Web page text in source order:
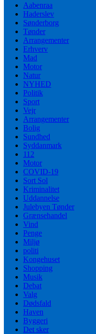
Aabenraa
Haderslev
Sønderborg
Tønder
Arrangementer
Erhverv
Mad
Motor
Natur
NYHED
Politik
Sport
Vejr
Arrangementer
Bolig
Sundhed
Syddanmark
112
Motor
COVID-19
Sort Sol
Kriminalitet
Uddannelse
Julebyen Tønder
Grænsehandel
Vind
Penge
Miljø
politi
Kongehuset
Shopping
Musik
Debat
Valg
Dødsfald
Haven
Byggeri
Det sker